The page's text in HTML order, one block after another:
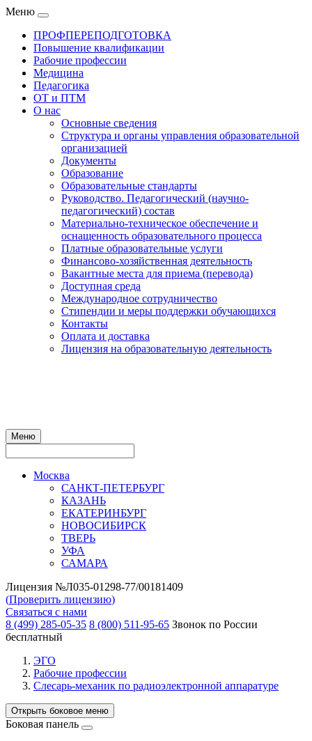
Меню
ПРОФПЕРЕПОДГОТОВКА
Повышение квалификации
Рабочие профессии
Медицина
Педагогика
ОТ и ПТМ
О нас
Основные сведения
Структура и органы управления образовательной
организацией
Документы
Образование
Образовательные стандарты
Руководство. Педагогический (научно-
педагогический) состав
Материально-техническое обеспечение и
оснащенность образовательного процесса
Платные образовательные услуги
Финансово-хозяйственная деятельность
Вакантные места для приема (перевода)
Доступная среда
Международное сотрудничество
Стипендии и меры поддержки обучающихся
Контакты
Оплата и доставка
Лицензия на образовательную деятельность
Меню
Москва
САНКТ-ПЕТЕРБУРГ
КАЗАНЬ
ЕКАТЕРИНБУРГ
НОВОСИБИРСК
ТВЕРЬ
УФА
САМАРА
Лицензия №Л035-01298-77/00181409
(Проверить лицензию)
Связаться с нами
8 (499) 285-05-35 8 (800) 511-95-65 Звонок по России
бесплатный
ЭГО
Рабочие профессии
Слесарь-механик по радиоэлектронной аппаратуре
Открыть боковое меню
Боковая панель